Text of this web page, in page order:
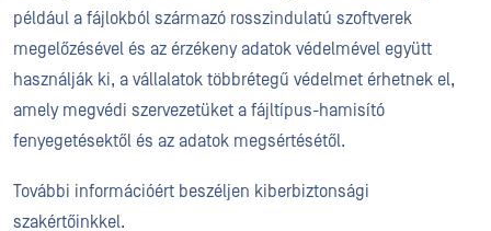
például a fájlokból származó rosszindulatú szoftverek
megelőzésével és az érzékeny adatok védelmével együtt
használják ki, a vállalatok többrétegű védelmet érhetnek el,
amely megvédi szervezetüket a fájltípus-hamisító
fenyegetésektől és az adatok megsértésétől.
További információért beszéljen kiberbiztonsági
szakértőinkkel.